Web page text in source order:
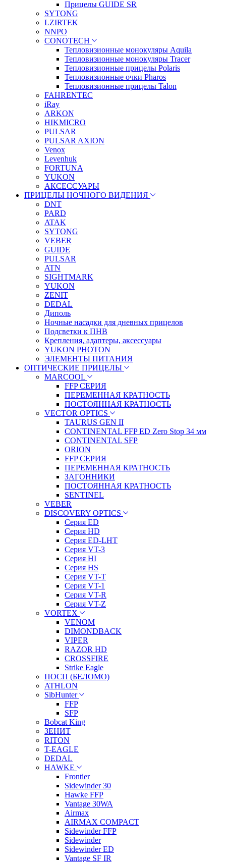
Прицелы GUIDE SR
SYTONG
LZIRTEK
NNPO
CONOTECH
Тепловизионные монокуляры Aquila
Тепловизионные монокуляры Tracer
Тепловизионные прицелы Polaris
Тепловизионные очки Pharos
Тепловизионные прицелы Talon
FAHRENTEC
iRay
ARKON
HIKMICRO
PULSAR
PULSAR AXION
Venox
Levenhuk
FORTUNA
YUKON
АКСЕССУАРЫ
ПРИЦЕЛЫ НОЧНОГО ВИДЕНИЯ
DNT
PARD
ATAK
SYTONG
VEBER
GUIDE
PULSAR
ATN
SIGHTMARK
YUKON
ZENIT
DEDAL
Диполь
Ночные насадки для дневных прицелов
Подсветки к ПНВ
Крепления, адаптеры, аксессуары
YUKON PHOTON
ЭЛЕМЕНТЫ ПИТАНИЯ
ОПТИЧЕСКИЕ ПРИЦЕЛЫ
MARCOOL
FFP СЕРИЯ
ПЕРЕМЕННАЯ КРАТНОСТЬ
ПОСТОЯННАЯ КРАТНОСТЬ
VECTOR OPTICS
TAURUS GEN II
CONTINENTAL FFP ED Zero Stop 34 мм
CONTINENTAL SFP
ORION
FFP СЕРИЯ
ПЕРЕМЕННАЯ КРАТНОСТЬ
ЗАГОННИКИ
ПОСТОЯННАЯ КРАТНОСТЬ
SENTINEL
VEBER
DISCOVERY OPTICS
Серия ED
Серия HD
Серия ED-LHT
Серия VT-3
Серия HI
Серия HS
Серия VT-T
Серия VT-1
Серия VT-R
Серия VT-Z
VORTEX
VENOM
DIMONDBACK
VIPER
RAZOR HD
CROSSFIRE
Strike Eagle
ПОСП (БЕЛОМО)
ATHLON
SibHunter
FFP
SFP
Bobcat King
ЗЕНИТ
RITON
T-EAGLE
DEDAL
HAWKE
Frontier
Sidewinder 30
Hawke FFP
Vantage 30WA
Airmax
AIRMAX COMPACT
Sidewinder FFP
Sidewinder
Sidewinder ED
Vantage SF IR